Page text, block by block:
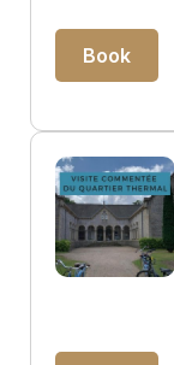
Book